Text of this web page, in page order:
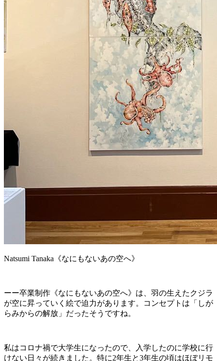
Natsumi Tanaka《なにもないあの空へ》
ーー卒業制作《なにもないあの空へ》は、羽の生えたクジラ
が空に昇っていく絵で迫力があります。コンセプトは「しが
らみからの解放」だったそうですね。
私はコロナ禍で大学生になったので、入学したのに学校に行
けない日々が続きました。特に2年生と3年生の頃はほぼリモ